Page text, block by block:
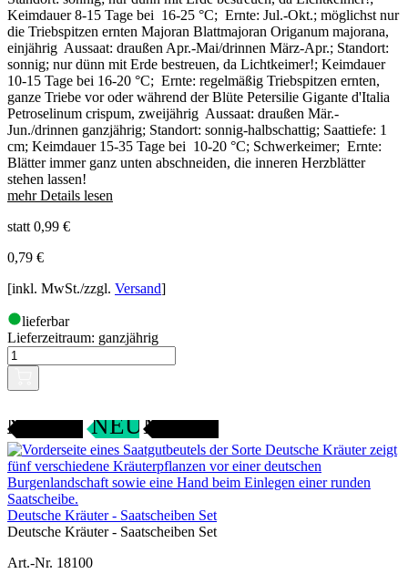
Keimdauer 8-15 Tage bei 16-25 °C; Ernte: Jul.-Okt.; möglichst nur
die Triebspitzen ernten Majoran Blattmajoran Origanum majorana,
einjährig Aussaat: draußen Apr.-Mai/drinnen März-Apr.; Standort:
sonnig; nur dünn mit Erde bestreuen, da Lichtkeimer!; Keimdauer
10-15 Tage bei 16-20 °C; Ernte: regelmäßig Triebspitzen ernten,
ganze Triebe vor oder während der Blüte Petersilie Gigante d'Italia
Petroselinum crispum, zweijährig Aussaat: draußen Mär.-
Jun./drinnen ganzjährig; Standort: sonnig-halbschattig; Saattiefe: 1
cm; Keimdauer 15-35 Tage bei 10-20 °C; Schwerkeimer; Ernte:
Blätter immer ganz unten abschneiden, die inneren Herzblätter
stehen lassen!
mehr Details lesen
statt 0,99 €
0,79 €
[inkl. MwSt./zzgl. Versand]
lieferbar
Lieferzeitraum: ganzjährig
NEU
SAMENFEST
Deutsche Kräuter - Saatscheiben Set
Deutsche Kräuter - Saatscheiben Set
Art.-Nr. 18100